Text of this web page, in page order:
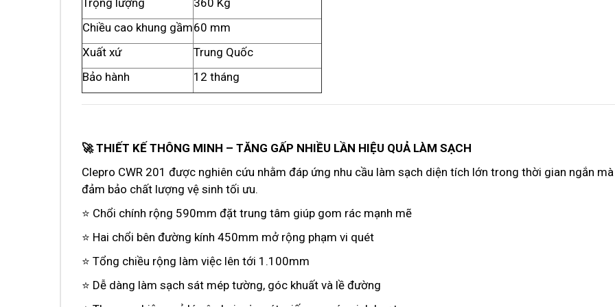
Trọng lượng
360 Kg
Chiều cao khung gầm60 mm
Xuất xứ
Trung Quốc
Bảo hành
12 tháng
🚀 THIẾT KẾ THÔNG MINH – TĂNG GẤP NHIỀU LẦN HIỆU QUẢ LÀM SẠCH
Clepro CWR 201 được nghiên cứu nhằm đáp ứng nhu cầu làm sạch diện tích lớn trong thời gian ngắn
đảm bảo chất lượng vệ sinh tối ưu.
⭐ Chổi chính rộng 590mm đặt trung tâm giúp gom rác mạnh mẽ
⭐ Hai chổi bên đường kính 450mm mở rộng phạm vi quét
⭐ Tổng chiều rộng làm việc lên tới 1.100mm
⭐ Dễ dàng làm sạch sát mép tường, góc khuất và lề đường